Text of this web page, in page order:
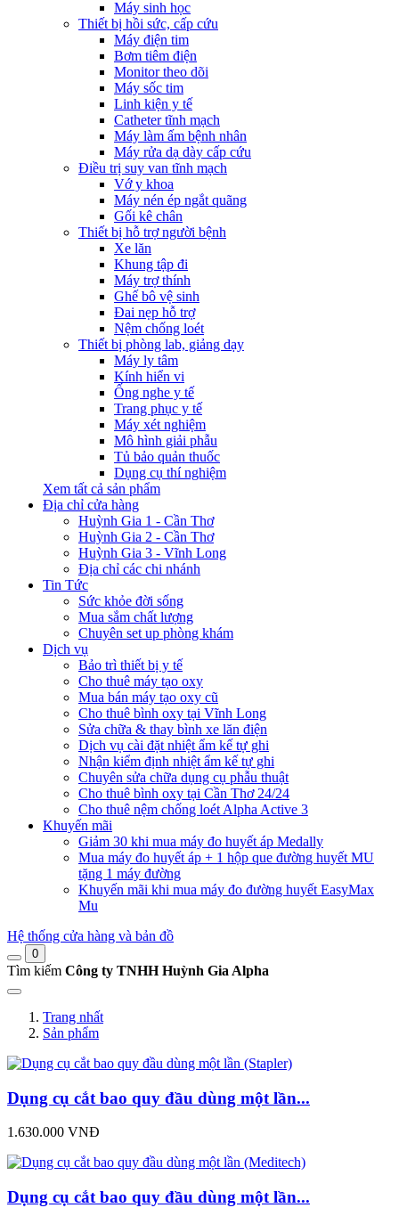
Máy sinh học
Thiết bị hồi sức, cấp cứu
Máy điện tim
Bơm tiêm điện
Monitor theo dõi
Máy sốc tim
Linh kiện y tế
Catheter tĩnh mạch
Máy làm ấm bệnh nhân
Máy rửa dạ dày cấp cứu
Điều trị suy van tĩnh mạch
Vớ y khoa
Máy nén ép ngắt quãng
Gối kê chân
Thiết bị hỗ trợ người bệnh
Xe lăn
Khung tập đi
Máy trợ thính
Ghế bô vệ sinh
Đai nẹp hỗ trợ
Nệm chống loét
Thiết bị phòng lab, giảng dạy
Máy ly tâm
Kính hiển vi
Ống nghe y tế
Trang phục y tế
Máy xét nghiệm
Mô hình giải phẫu
Tủ bảo quản thuốc
Dụng cụ thí nghiệm
Xem tất cả sản phẩm
Địa chỉ cửa hàng
Huỳnh Gia 1 - Cần Thơ
Huỳnh Gia 2 - Cần Thơ
Huỳnh Gia 3 - Vĩnh Long
Địa chỉ các chi nhánh
Tin Tức
Sức khỏe đời sống
Mua sắm chất lượng
Chuyên set up phòng khám
Dịch vụ
Bảo trì thiết bị y tế
Cho thuê máy tạo oxy
Mua bán máy tạo oxy cũ
Cho thuê bình oxy tại Vĩnh Long
Sửa chữa & thay bình xe lăn điện
Dịch vụ cài đặt nhiệt ẩm kế tự ghi
Nhận kiểm định nhiệt ẩm kế tự ghi
Chuyên sửa chữa dụng cụ phẫu thuật
Cho thuê bình oxy tại Cần Thơ 24/24
Cho thuê nệm chống loét Alpha Active 3
Khuyến mãi
Giảm 30 khi mua máy đo huyết áp Medally
Mua máy đo huyết áp + 1 hộp que đường huyết MU
tặng 1 máy đường
Khuyến mãi khi mua máy đo đường huyết EasyMax
Mu
Hệ thống cửa hàng và bản đồ
0
Tìm kiếm Công ty TNHH Huỳnh Gia Alpha
Trang nhất
Sản phẩm
Dụng cụ cắt bao quy đầu dùng một lần...
1.630.000 VNĐ
Dụng cụ cắt bao quy đầu dùng một lần...